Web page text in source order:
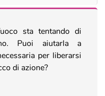
sta tentando di
Puoi aiutarla a
per liberarsi
di azione?